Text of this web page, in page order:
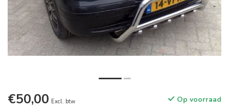
€50,00 Excl. btw Op voorraad